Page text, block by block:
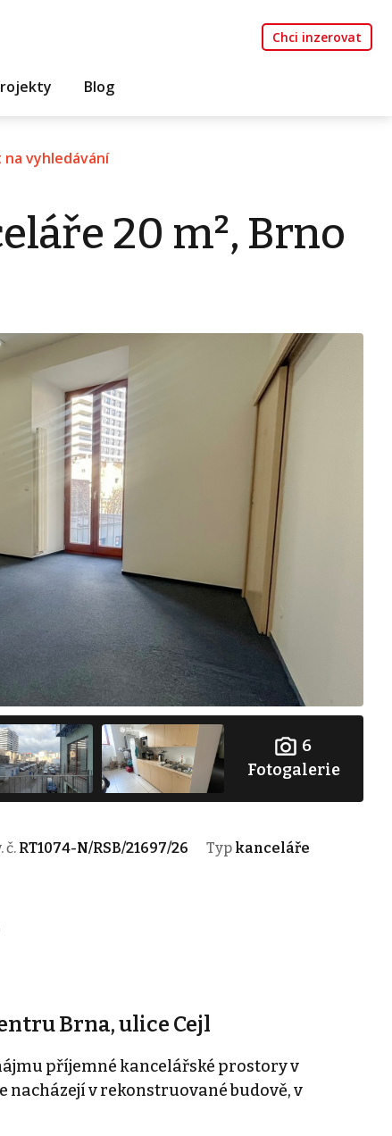
Chci inzerovat
Blog
na vyhledávání
20 m², Brno
6
Fotogalerie
č. RT1074-N/RSB/21697/26 Typ kanceláře
Brna, ulice Cejl
příjemné kancelářské prostory v
v rekonstruované budově, v